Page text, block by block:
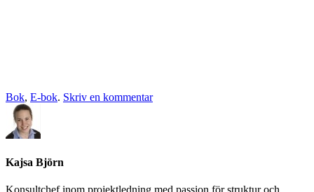
Bok, E-bok. Skriv en kommentar
Kajsa Björn